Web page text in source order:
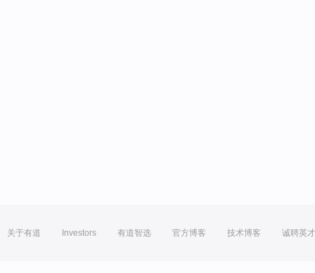
关于有道 Investors 有道智选 官方博客 技术博客 诚聘英才